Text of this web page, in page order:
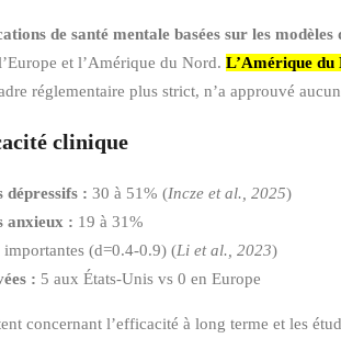
de santé mentale basées sur les
et l’Amérique du Nord. L’Amérique du
réglementaire plus strict, n’a approuvé
clinique
dépressifs : 30 à 51% (Incze et al., 2025)
anxieux : 19 à 31%
importantes (d=0.4-0.9) (Li et al., 2023)
: 5 aux États-Unis vs 0 en Europe
concernant l’efficacité à long terme et les